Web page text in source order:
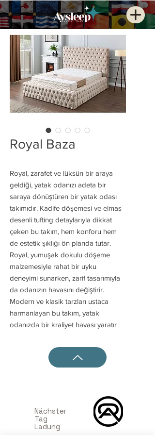
Royal Baza
Royal, zarafet ve lüksün bir araya
geldiği, yatak odanızı adeta bir
saraya dönüştüren bir yatak odası
takımıdır. Kadife döşemesi ve elmas
desenli tufting detaylarıyla dikkat
çeken bu takım, hem konforu hem
de estetik şıklığı ön planda tutar.
Royal, yumuşak dokulu döşeme
malzemesiyle rahat bir uyku
deneyimi sunarken, zarif tasarımıyla
da odanızın havasını değiştirir.
Modern ve klasik tarzları ustaca
harmanlayan bu takım, yatak
odanızda bir kraliyet havası yaratır
Nächster
Tag
Ladung